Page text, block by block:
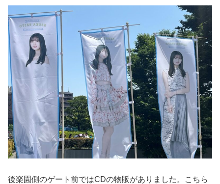
後楽園側のゲート前ではCDの物販がありました。こちら